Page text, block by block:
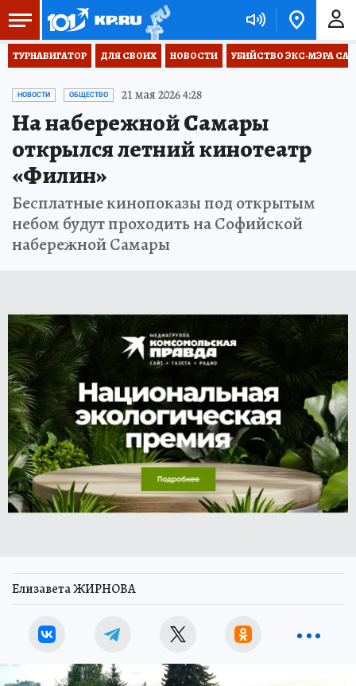
ТУРНАВИГАТОР ДЛЯ СВОИХ НОВОСТИ УБИЙСТВО ЭКС-МЭРА
НОВОСТИ ОБЩЕСТВО 21 мая 2026 4:28
На набережной Самары
открылся летний кинотеатр
«Филин»
Бесплатные кинопоказы под открытым
небом будут проходить на Софийской
набережной Самары
Елизавета ЖИРНОВА